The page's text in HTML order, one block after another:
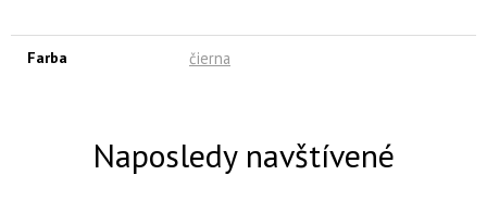
Farba čierna
Naposledy navštívené